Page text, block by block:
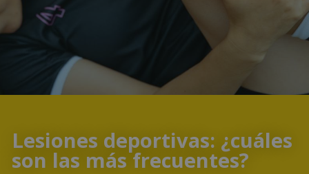
Lesiones deportivas: ¿cuáles
son las más frecuentes?